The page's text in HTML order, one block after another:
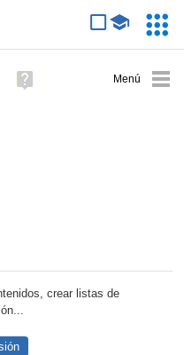
avanzada
Ayuda
(en
crear listas de